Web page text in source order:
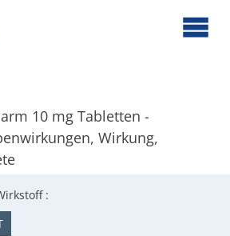
10 mg Tabletten -
Wirkung,
: